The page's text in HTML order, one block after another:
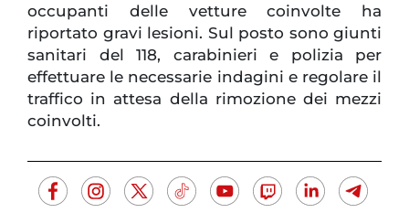
occupanti delle vetture coinvolte ha
riportato gravi lesioni. Sul posto sono giunti
sanitari del 118, carabinieri e polizia per
effettuare le necessarie indagini e regolare il
traffico in attesa della rimozione dei mezzi
coinvolti.